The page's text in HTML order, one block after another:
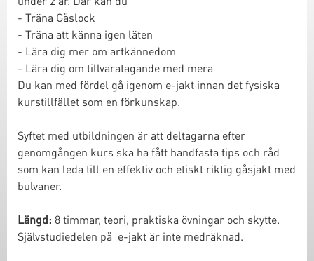
- Träna Gåslock
- Träna att känna igen läten
- Lära dig mer om artkännedom
- Lära dig om tillvaratagande med mera
Du kan med fördel gå igenom e-jakt innan det fysiska
kurstillfället som en förkunskap.
Syftet med utbildningen är att deltagarna efter
genomgången kurs ska ha fått handfasta tips och råd
som kan leda till en effektiv och etiskt riktig gåsjakt med
bulvaner.
Längd: 8 timmar, teori, praktiska övningar och skytte.
Självstudiedelen på e-jakt är inte medräknad.